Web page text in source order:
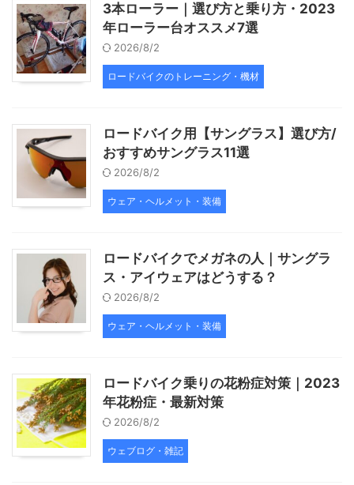
3本ローラー｜選び方と乗り方・2023
年ローラー台オススメ7選
2026/8/2
ロードバイクのトレーニング・機材
ロードバイク用【サングラス】選び方/
おすすめサングラス11選
2026/8/2
ウェア・ヘルメット・装備
ロードバイクでメガネの人｜サングラ
ス・アイウェアはどうする？
2026/8/2
ウェア・ヘルメット・装備
ロードバイク乗りの花粉症対策｜2023
年花粉症・最新対策
2026/8/2
ウェブログ・雑記